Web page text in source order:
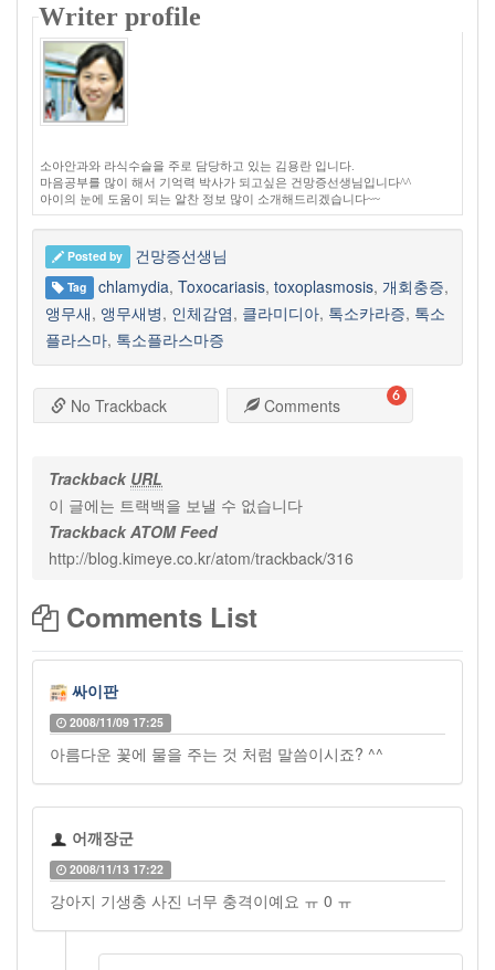
Writer profile
소아안과와 라식수슬을 주로 담당하고 있는 김용란 입니다.
마음공부를 많이 해서 기억력 박사가 되고싶은 건망증선생님입니다^^
아이의 눈에 도움이 되는 알찬 정보 많이 소개해드리겠습니다~~
Posted by 건망증선생님
Tag chlamydia, Toxocariasis, toxoplasmosis, 개회충증,
앵무새, 앵무새병, 인체감염, 클라미디아, 톡소카라증, 톡소
플라스마, 톡소플라스마증
No Trackback Comments 6
Trackback URL
이 글에는 트랙백을 보낼 수 없습니다
Trackback ATOM Feed
http://blog.kimeye.co.kr/atom/trackback/316
Comments List
싸이판
2008/11/09 17:25
아름다운 꽃에 물을 주는 것 처럼 말씀이시죠? ^^
어깨장군
2008/11/13 17:22
강아지 기생충 사진 너무 충격이예요 ㅠ 0 ㅠ